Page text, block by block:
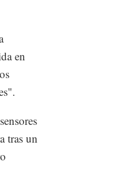
en
tras un